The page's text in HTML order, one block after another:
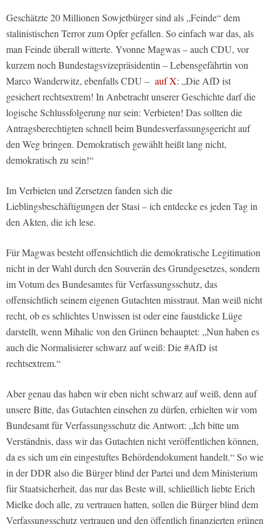
Geschätzte 20 Millionen Sowjetbürger sind als „Feinde“ dem
stalinistischen Terror zum Opfer gefallen. So einfach war das, als
man Feinde überall witterte. Yvonne Magwas – auch CDU, vor
kurzem noch Bundestagsvizepräsidentin – Lebensgefährtin von
Marco Wanderwitz, ebenfalls CDU – auf X: „Die AfD ist
gesichert rechtsextrem! In Anbetracht unserer Geschichte darf die
logische Schlussfolgerung nur sein: Verbieten! Das sollten die
Antragsberechtigten schnell beim Bundesverfassungsgericht auf
den Weg bringen. Demokratisch gewählt heißt lang nicht,
demokratisch zu sein!“
Im Verbieten und Zersetzen fanden sich die
Lieblingsbeschäftigungen der Stasi – ich entdecke es jeden Tag in
den Akten, die ich lese.
Für Magwas besteht offensichtlich die demokratische Legitimation
nicht in der Wahl durch den Souverän des Grundgesetzes, sondern
im Votum des Bundesamtes für Verfassungsschutz, das
offensichtlich seinem eigenen Gutachten misstraut. Man weiß nicht
recht, ob es schlichtes Unwissen ist oder eine faustdicke Lüge
darstellt, wenn Mihalic von den Grünen behauptet: „Nun haben es
auch die Normalisierer schwarz auf weiß: Die #AfD ist
rechtsextrem.“
Aber genau das haben wir eben nicht schwarz auf weiß, denn auf
unsere Bitte, das Gutachten einsehen zu dürfen, erhielten wir vom
Bundesamt für Verfassungsschutz die Antwort: „Ich bitte um
Verständnis, dass wir das Gutachten nicht veröffentlichen können,
da es sich um ein eingestuftes Behördendokument handelt.“ So wie
in der DDR also die Bürger blind der Partei und dem Ministerium
für Staatsicherheit, das nur das Beste will, schließlich liebte Erich
Mielke doch alle, zu vertrauen hatten, sollen die Bürger blind dem
Verfassungsschutz vertrauen und den öffentlich finanzierten grünen